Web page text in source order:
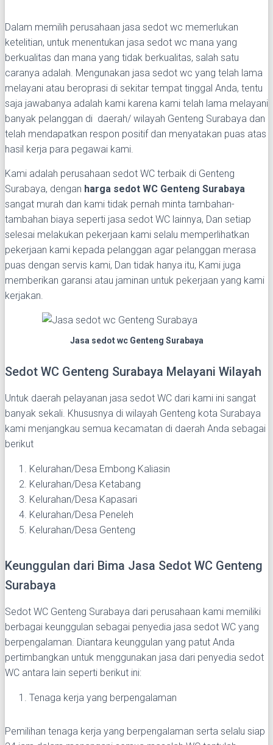
Dalam memilih perusahaan jasa sedot wc memerlukan
ketelitian, untuk menentukan jasa sedot wc mana yang
berkualitas dan mana yang tidak berkualitas, salah satu
caranya adalah. Mengunakan jasa sedot wc yang telah lama
melayani atau beroprasi di sekitar tempat tinggal Anda, tentu
saja jawabanya adalah kami karena kami telah lama melayani
banyak pelanggan di daerah/ wilayah Genteng Surabaya dan
telah mendapatkan respon positif dan menyatakan puas atas
hasil kerja para pegawai kami.
Kami adalah perusahaan sedot WC terbaik di Genteng
Surabaya, dengan harga sedot WC Genteng Surabaya
sangat murah dan kami tidak pernah minta tambahan-
tambahan biaya seperti jasa sedot WC lainnya, Dan setiap
selesai melakukan pekerjaan kami selalu memperlihatkan
pekerjaan kami kepada pelanggan agar pelanggan merasa
puas dengan servis kami, Dan tidak hanya itu, Kami juga
memberikan garansi atau jaminan untuk pekerjaan yang kami
kerjakan.
Jasa sedot wc Genteng Surabaya
Sedot WC Genteng Surabaya Melayani Wilayah
Untuk daerah pelayanan jasa sedot WC dari kami ini sangat
banyak sekali. Khususnya di wilayah Genteng kota Surabaya
kami menjangkau semua kecamatan di daerah Anda sebagai
berikut
Kelurahan/Desa Embong Kaliasin
Kelurahan/Desa Ketabang
Kelurahan/Desa Kapasari
Kelurahan/Desa Peneleh
Kelurahan/Desa Genteng
Keunggulan dari Bima Jasa Sedot WC Genteng
Surabaya
Sedot WC Genteng Surabaya dari perusahaan kami memiliki
berbagai keunggulan sebagai penyedia jasa sedot WC yang
berpengalaman. Diantara keunggulan yang patut Anda
pertimbangkan untuk menggunakan jasa dari penyedia sedot
WC antara lain seperti berikut ini:
Tenaga kerja yang berpengalaman
Pemilihan tenaga kerja yang berpengalaman serta selalu siap